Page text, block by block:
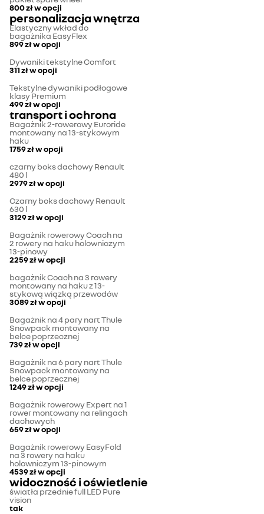
800 złw opcji
personalizacja wnętrza
Elastyczny wkład do
bagażnika EasyFlex
899 złw opcji
Dywaniki tekstylne Comfort
311 złw opcji
Tekstylne dywaniki podłogowe
klasy Premium
499 złw opcji
transport i ochrona
Bagażnik 2-rowerowy Euroride
montowany na 13-stykowym
haku
1759 złw opcji
czarny boks dachowy Renault
480 l
2979 złw opcji
Czarny boks dachowy Renault
630 l
3129 złw opcji
Bagażnik rowerowy Coach na
2 rowery na haku holowniczym
13-pinowy
2259 złw opcji
bagażnik Coach na 3 rowery
montowany na haku z 13-
stykową wiązką przewodów
3089 złw opcji
Bagażnik na 4 pary nart Thule
Snowpack montowany na
belce poprzecznej
739 złw opcji
Bagażnik na 6 pary nart Thule
Snowpack montowany na
belce poprzecznej
1249 złw opcji
Bagażnik rowerowy Expert na 1
rower montowany na relingach
dachowych
659 złw opcji
Bagażnik rowerowy EasyFold
na 3 rowery na haku
holowniczym 13-pinowym
4539 złw opcji
widoczność i oświetlenie
światła przednie full LED Pure
vision
tak